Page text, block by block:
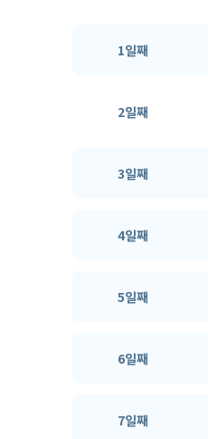
1일째
2일째
3일째
4일째
5일째
6일째
7일째